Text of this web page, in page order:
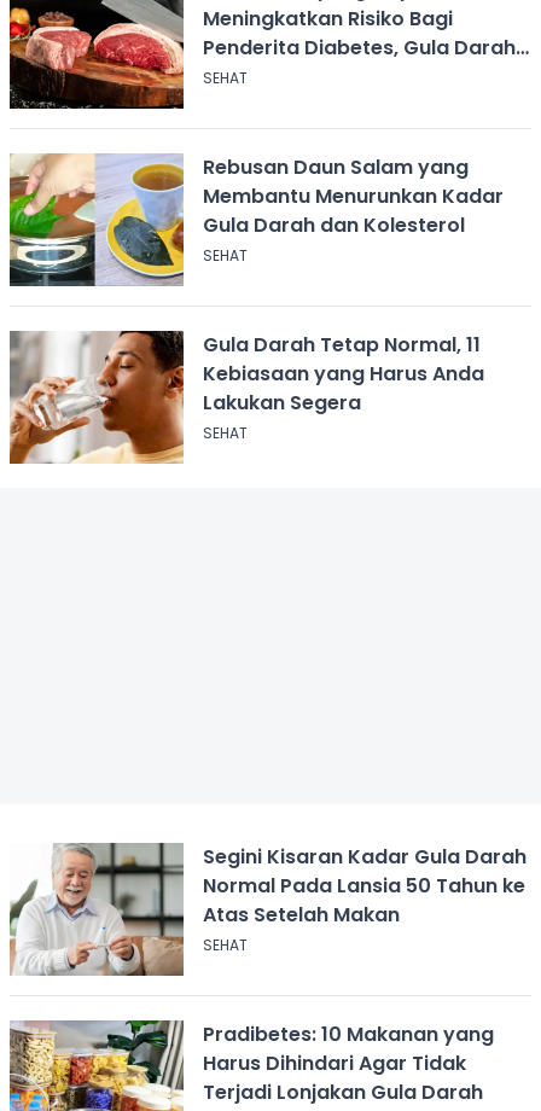
Meningkatkan Risiko Bagi
Penderita Diabetes, Gula Darah
Naik!
SEHAT
Rebusan Daun Salam yang
Membantu Menurunkan Kadar
Gula Darah dan Kolesterol
SEHAT
Gula Darah Tetap Normal, 11
Kebiasaan yang Harus Anda
Lakukan Segera
SEHAT
Segini Kisaran Kadar Gula Darah
Normal Pada Lansia 50 Tahun ke
Atas Setelah Makan
SEHAT
Pradibetes: 10 Makanan yang
Harus Dihindari Agar Tidak
Terjadi Lonjakan Gula Darah